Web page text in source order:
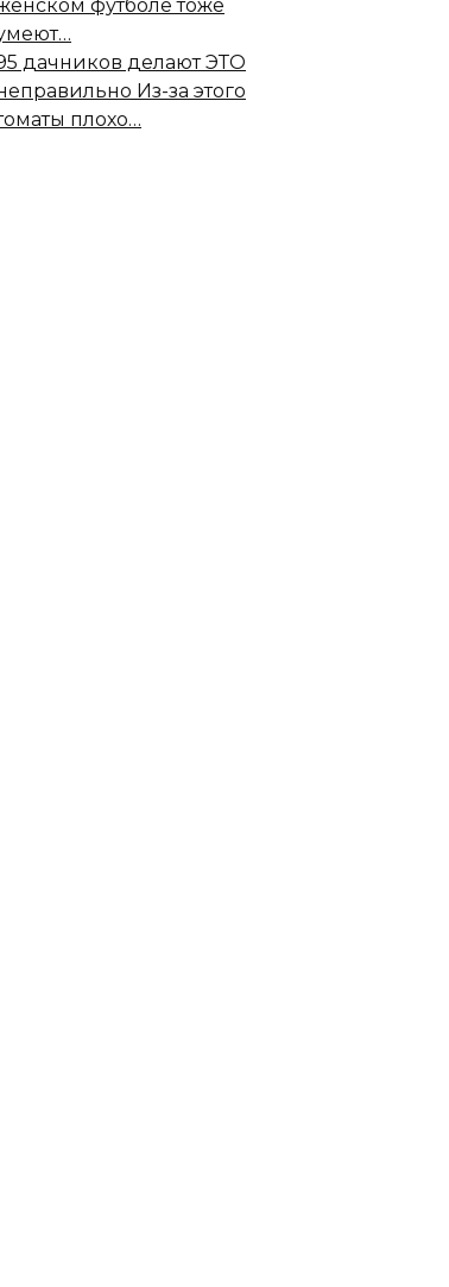
футболе тоже
дачников делают ЭТО
Из-за этого
плохо…